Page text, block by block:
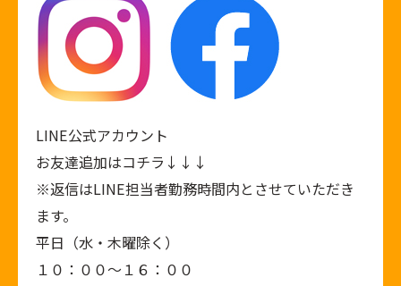
LINE公式アカウント
お友達追加はコチラ↓↓↓
※返信はLINE担当者勤務時間内とさせていただき
ます。
平日（水・木曜除く）
１０：００～１６：００